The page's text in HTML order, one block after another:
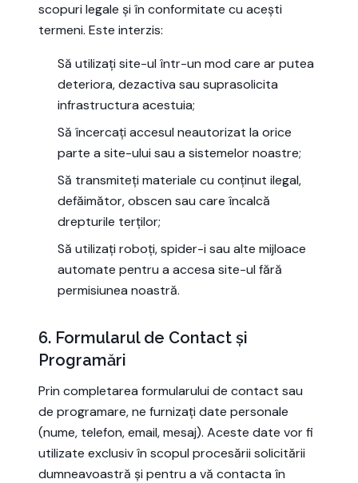
scopuri legale și în conformitate cu acești
termeni. Este interzis:
Să utilizați site-ul într-un mod care ar putea
deteriora, dezactiva sau suprasolicita
infrastructura acestuia;
Să încercați accesul neautorizat la orice
parte a site-ului sau a sistemelor noastre;
Să transmiteți materiale cu conținut ilegal,
defăimător, obscen sau care încalcă
drepturile terților;
Să utilizați roboți, spider-i sau alte mijloace
automate pentru a accesa site-ul fără
permisiunea noastră.
6. Formularul de Contact și
Programări
Prin completarea formularului de contact sau
de programare, ne furnizați date personale
(nume, telefon, email, mesaj). Aceste date vor fi
utilizate exclusiv în scopul procesării solicitării
dumneavoastră și pentru a vă contacta în